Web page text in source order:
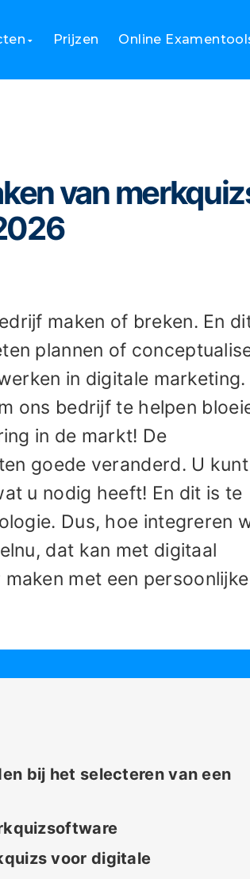
Prijzen Online
van
maken of breken. En
plannen of
in digitale marketing.
ons bedrijf te helpen
in de markt! De
goede veranderd. U kunt
u nodig heeft! En dit is te
Dus, hoe integreren
dat kan met digitaal
met een persoonlijke
bij het selecteren van een
voor digitale